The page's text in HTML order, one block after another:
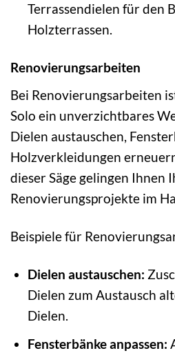
Terrassendielen für den
Holzterrassen.
Renovierungsarbeiten
Bei Renovierungsarbeiten
Solo ein unverzichtbares
Dielen austauschen,
Holzverkleidungen
dieser Säge gelingen Ihnen
Renovierungsprojekte im
Beispiele für
Dielen austauschen:
Dielen zum Austausch
Dielen.
Fensterbänke anpassen: